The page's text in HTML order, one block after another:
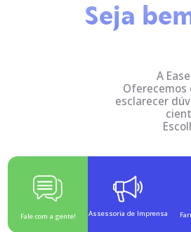
Seja
A
esclarecer
Fale com a gente! Assessoria de Imprensa